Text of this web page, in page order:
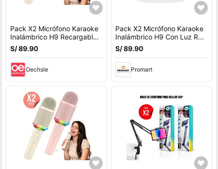
Pack X2 Micrófono Karaoke
Inalámbrico H9 Recargable
Con Luz RGB
S/ 89.90
Oechsle
Pack X2 Micrófono Karaoke
Inalámbrico H9 Con Luz RGB
Recargable
S/ 89.90
Promart